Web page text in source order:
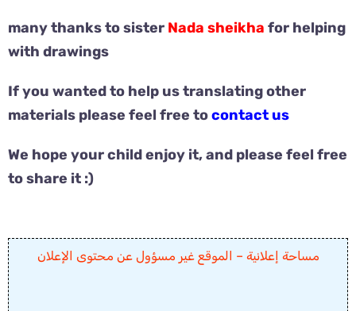
many thanks to sister Nada sheikha for helping
with drawings
If you wanted to help us translating other
materials please feel free tocontact us
We hope your child enjoy it, and please feel free
to share it :)
مساحة إعلانية – الموقع غير مسؤول عن محتوى الإعلان